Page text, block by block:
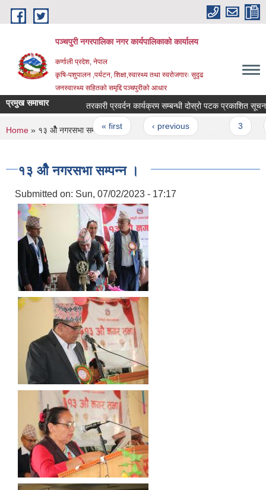
Skip to main content
पञ्चपुरी नगरपालिका नगर कार्यपालिकाको कार्यालय
कर्णाली प्रदेश, नेपाल
कृषि-पशुपालन ,पर्यटन, शिक्षा,स्वास्थ्य तथा स्वरोजगारः सुदृढ
जनस्वास्थ्य सहितको समृद्दि पञ्चपुरीको आधार
प्रमुख समाचार तरकारी प्रवर्दन कार्यक्रम सम्बन्धी दोस्रो पटक प्रकाशित सूचना ।
Pages
« first ‹ previous
You are here
Home » १३ औैैे‌ नगरसभा सम्पन्न ।
१३ औैैे‌ नगरसभा सम्पन्न ।
Submitted on: Sun, 07/02/2023 - 17:17